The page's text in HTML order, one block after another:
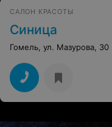
адекватных клиентов!
САЛОН КРАСОТЫ
Синица
Гомель, ул. Мазурова, 30